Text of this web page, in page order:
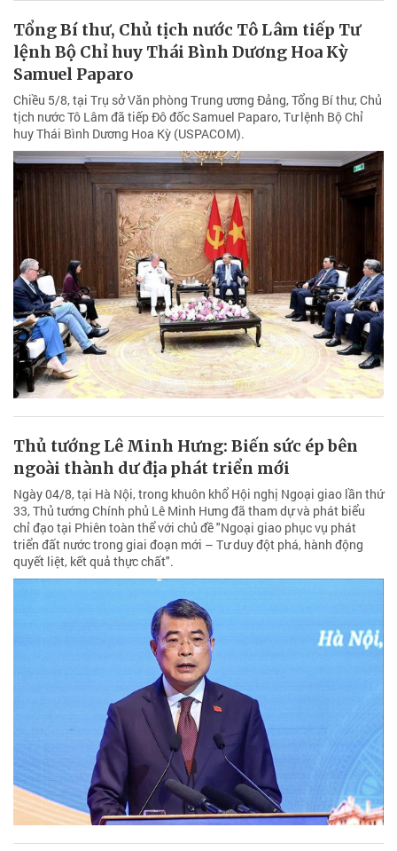
Tổng Bí thư, Chủ tịch nước Tô Lâm tiếp Tư
lệnh Bộ Chỉ huy Thái Bình Dương Hoa Kỳ
Samuel Paparo
Chiều 5/8, tại Trụ sở Văn phòng Trung ương Đảng, Tổng Bí thư, Chủ
tịch nước Tô Lâm đã tiếp Đô đốc Samuel Paparo, Tư lệnh Bộ Chỉ
huy Thái Bình Dương Hoa Kỳ (USPACOM).
Thủ tướng Lê Minh Hưng: Biến sức ép bên
ngoài thành dư địa phát triển mới
Ngày 04/8, tại Hà Nội, trong khuôn khổ Hội nghị Ngoại giao lần thứ
33, Thủ tướng Chính phủ Lê Minh Hưng đã tham dự và phát biểu
chỉ đạo tại Phiên toàn thể với chủ đề "Ngoại giao phục vụ phát
triển đất nước trong giai đoạn mới – Tư duy đột phá, hành động
quyết liệt, kết quả thực chất".